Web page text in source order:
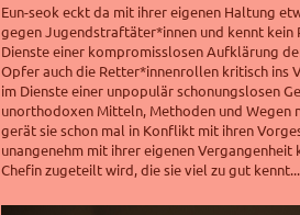
Eun-seok eckt da mit ihrer eigenen Haltung
gegen Jugendstraftäter*innen und kennt kein
Dienste einer kompromisslosen Aufklärung
Opfer auch die Retter*innenrollen kritisch ins
im Dienste einer unpopulär schonungslosen
unorthodoxen Mitteln, Methoden und Wegen
gerät sie schon mal in Konflikt mit ihren
unangenehm mit ihrer eigenen
Chefin zugeteilt wird, die sie viel zu gut kennt...